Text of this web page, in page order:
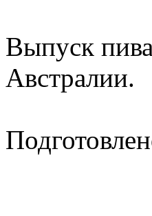
Выпуск
Австралии.